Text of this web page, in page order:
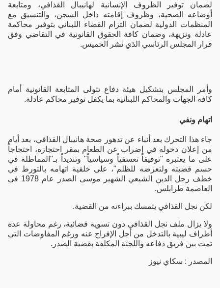
لضمان توفير الظروف الإنسانية لهانيبال القذافي، ومتابعة
أوضاعه الصحية، وظروف إقامته داخل السجن، والتنسيق مع
المنظمات الدولية لضمان التزام القضاء اللبناني بتوفير محاكمة
عادلة ونزيهة، وضمان كافة الحقوق القانونية في التقاضي وفق
قرار المجلس الرئاسي الذي نشر الخميس.
وأمر المجلس بتشكيل هيئة دفاع تتولى المتابعة القانونية أمام
كافة الجهات والمحاكم اللبنانية بما يكفل توفير محاكم عادلة.
اتهام ونفي
جاء هذا التحرك بعد أنباء عن تدهور صحة هانيبال القذافي، بعد أيام
من إعلان دخوله في إضراب عن الطعام بمقر احتجازه، احتجاجاً
على ما يعتبره "توقيفاً تعسفياً وسياسياً" وتنديداً بـ"المماطلة في
حسم قضيته ولتعرضه للظلم"، على خلفية اتهامه بالتورط في
خطف رجل الدين الشيعي الشهير موسى الصدر عام 1978 في
العاصمة طرابلس.
لكن نجل القذافي يتمسك ببراءته من القضية.
ولا يزال ملف نجل القذافي دون تسوية قضائية، رغم محاولة عدة
أطراف ليبية بالتدخل من أجل الإفراج عنه ورغم المفاوضات التي
تمت بين فريق دفاعه واللجنة المكلفة بقضية الصدر.
المصدر : سكاي نيوز